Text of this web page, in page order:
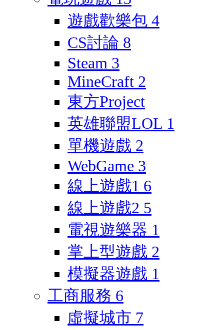
遊戲歡樂包 4
CS討論 8
Steam 3
MineCraft 2
東方Project
英雄聯盟LOL 1
單機遊戲 2
WebGame 3
線上遊戲1 6
線上遊戲2 5
電視遊樂器 1
掌上型遊戲 2
模擬器遊戲 1
工商服務 6
虛擬城市 7